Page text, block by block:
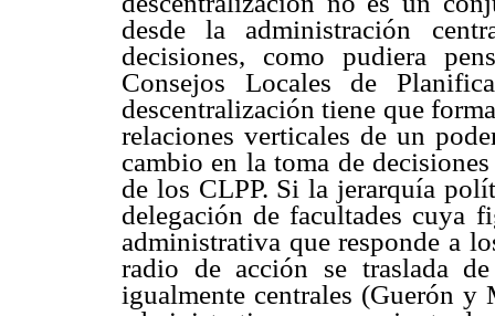
desde la administración
decisiones, como pudiera
Consejos Locales de
descentralización tiene que
relaciones verticales de un
cambio en la toma de
de los CLPP. Si la jerarquía
delegación de facultades cuya
administrativa que responde a
radio de acción se traslada
igualmente centrales (Guerón